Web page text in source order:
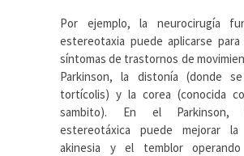
Por ejemplo, la neurocirugía
estereotaxia puede aplicarse para
síntomas de trastornos de
Parkinson, la distonía (donde
tortícolis) y la corea (conocida
sambito). En el Parkinson,
estereotáxica puede mejorar
akinesia y el temblor